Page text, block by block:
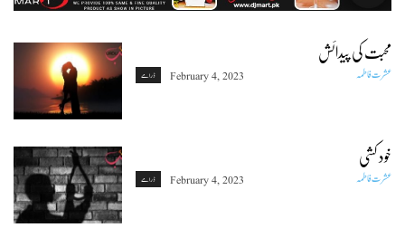
محبت کی پیدائش
ڈرامے عشرت فاطمہ February 4, 2023
خود کشی
ڈرامے عشرت فاطمہ February 4, 2023